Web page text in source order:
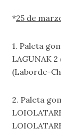
*25 de
1. Paleta
LAGUNAK
(Laborde-
2. Paleta